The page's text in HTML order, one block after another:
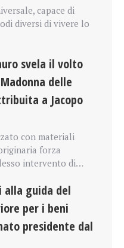
capace di
diversi di vivere lo
svela il volto
delle
a Jacopo
con materiali
forza
intervento di…
alla guida del
per i beni
presidente dal